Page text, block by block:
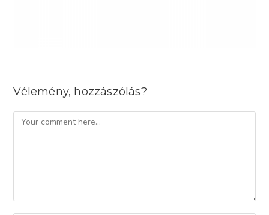
Vélemény, hozzászólás?
Comment